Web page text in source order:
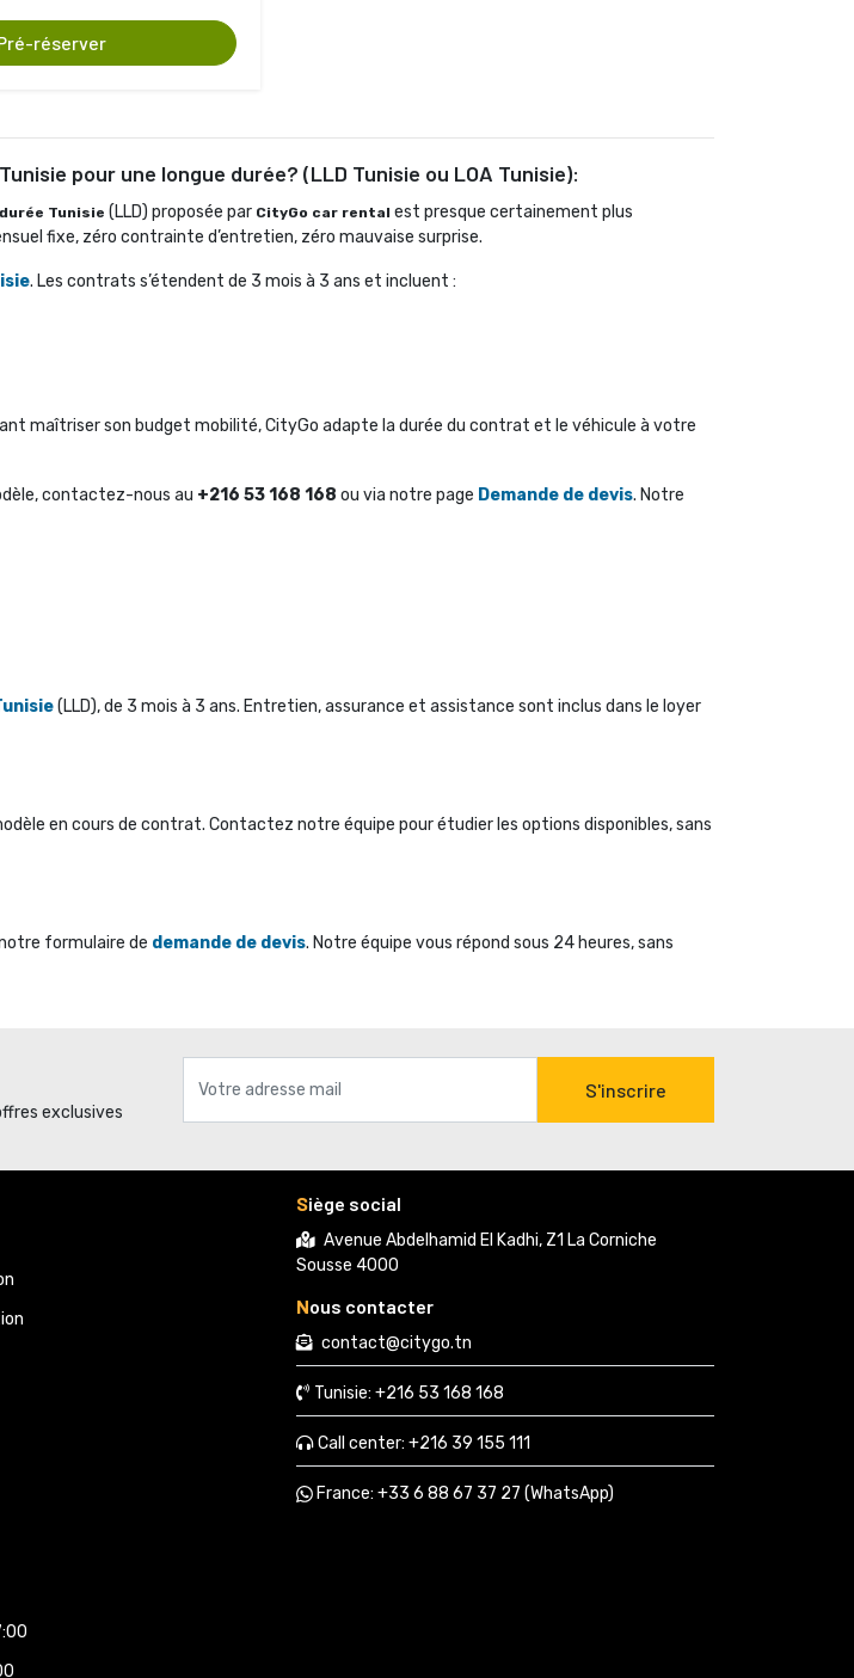
réserver
pour une longue durée? (LLD Tunisie ou LOA Tunisie):
Tunisie (LLD) proposée par CityGo car rental est presque certainement plus
fixe, zéro contrainte d’entretien, zéro mauvaise surprise.
. Les contrats s’étendent de 3 mois à 3 ans et incluent :
maîtriser son budget mobilité, CityGo adapte la durée du contrat et le véhicule à votre
contactez-nous au +216 53 168 168 ou via notre page Demande de devis. Notre
(LLD), de 3 mois à 3 ans. Entretien, assurance et assistance sont inclus dans le loyer
en cours de contrat. Contactez notre équipe pour étudier les options disponibles, sans
formulaire de demande de devis. Notre équipe vous répond sous 24 heures, sans
exclusives
S'inscrire
Siège social
Avenue Abdelhamid El Kadhi, Z1 La Corniche
Sousse 4000
Nous contacter
contact@citygo.tn
Tunisie: +216 53 168 168
Call center: +216 39 155 111
France: +33 6 88 67 37 27 (WhatsApp)